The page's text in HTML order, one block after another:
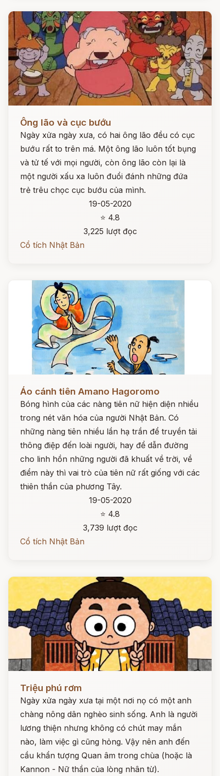
Đọc ngay
Ông lão và cục bướu
Ngày xửa ngày xưa, có hai ông lão đều có cục
bướu rất to trên má. Một ông lão luôn tốt bụng
và tử tế với mọi người, còn ông lão còn lại là
một người xấu xa luôn đuổi đánh những đứa
trẻ trêu chọc cục bướu của mình.
19-05-2020
⭐ 4.8
3,225 lượt đọc
Cổ tích Nhật Bản
Đọc ngay
Áo cánh tiên Amano Hagoromo
Bóng hình của các nàng tiên nữ hiện diện nhiều
trong nét văn hóa của người Nhật Bản. Có
những nàng tiên nhiều lần hạ trần để truyền tải
thông điệp đến loài người, hay để dẫn đường
cho linh hồn những người đã khuất về trời, về
điểm này thì vai trò của tiên nữ rất giống với các
thiên thần của phương Tây.
19-05-2020
⭐ 4.8
3,739 lượt đọc
Cổ tích Nhật Bản
Triệu phú rơm
Ngày xửa ngày xưa tại một nơi nọ có một anh
chàng nông dân nghèo sinh sống. Anh là người
lương thiện nhưng không có chút may mắn
nào, làm việc gì cũng hỏng. Vậy nên anh đến
cầu khẩn tượng Quan âm trong chùa (hoặc là
Kannon - Nữ thần của lòng nhân từ).